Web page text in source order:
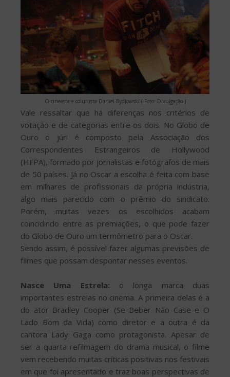
O cineasta e colunista Daniel Bydlowski ( Foto: Divulgação )
Vale ressaltar que há diferenças nos critérios de
votação e de categorias entre os dois. No Globo de
Ouro o júri é composto pela Associação dos
Correspondentes Estrangeiros de Hollywood
(HFPA), formado por jornalistas e fotógrafos de mais
de 50 países. Já no Oscar a escolha é feita com base
em milhares de profissionais da própria indústria,
algo mais parecido com o prêmio do sindicato.
Porém, muitas vezes os escolhidos acabam
coincidindo entre as premiações, o que pode fazer
do Globo de Ouro um termômetro para o Oscar.
Sendo assim, é possível fazer algumas previsões de
filmes que possam despontar nesses eventos.
Nasce Uma Estrela: o longa marca duas
importantes estreias no cinema. A primeira delas é a
do ator Bradley Cooper (Se Beber Não Case e O
Lado Bom da Vida) como diretor e a outra é da
cantora Lady Gaga como protagonista. Apesar de
ser a quarta refilmagem do drama musical, o filme
vem recebendo muitas críticas positivas nos festivais
em que foi apresentado e traz boas perspectivas de